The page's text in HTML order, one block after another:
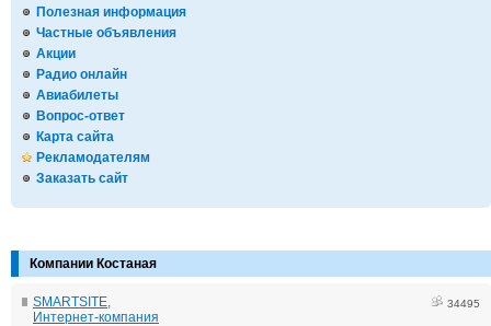
Полезная информация
Частные объявления
Акции
Радио онлайн
Авиабилеты
Вопрос-ответ
Карта сайта
Рекламодателям
Заказать сайт
Компании Костаная
SMARTSITE,
Интернет-компания
34495